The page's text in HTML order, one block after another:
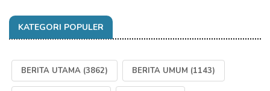
KATEGORI POPULER
BERITA UTAMA (3862) BERITA UMUM (1143)